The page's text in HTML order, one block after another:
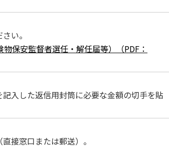
い。
保安監督者選任・解任届等）（PDF：
入した返信用封筒に必要な金額の切手を貼
接窓口または郵送）。